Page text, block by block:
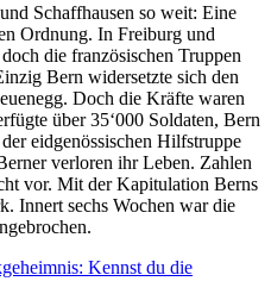
Schaffhausen so weit: Eine
Ordnung. In Freiburg und
die französischen Truppen
Bern widersetzte sich den
Doch die Kräfte waren
über 35‘000 Soldaten, Bern
eidgenössischen Hilfstruppe
verloren ihr Leben. Zahlen
vor. Mit der Kapitulation Berns
Innert sechs Wochen war die
Kennst du die